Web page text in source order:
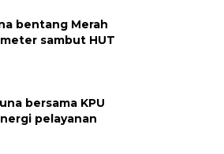
bentang Merah
sambut HUT
bersama KPU
pelayanan